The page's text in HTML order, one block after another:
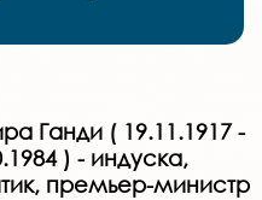
Ганди ( 19.11.1917 -
) - индуска,
премьер-министр